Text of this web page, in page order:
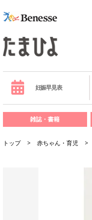
妊娠早見表
雑誌・書籍
トップ 赤ちゃん・育児